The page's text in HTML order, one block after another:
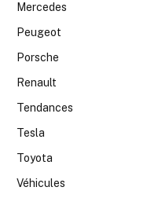
Mercedes
Peugeot
Porsche
Renault
Tendances
Tesla
Toyota
Véhicules